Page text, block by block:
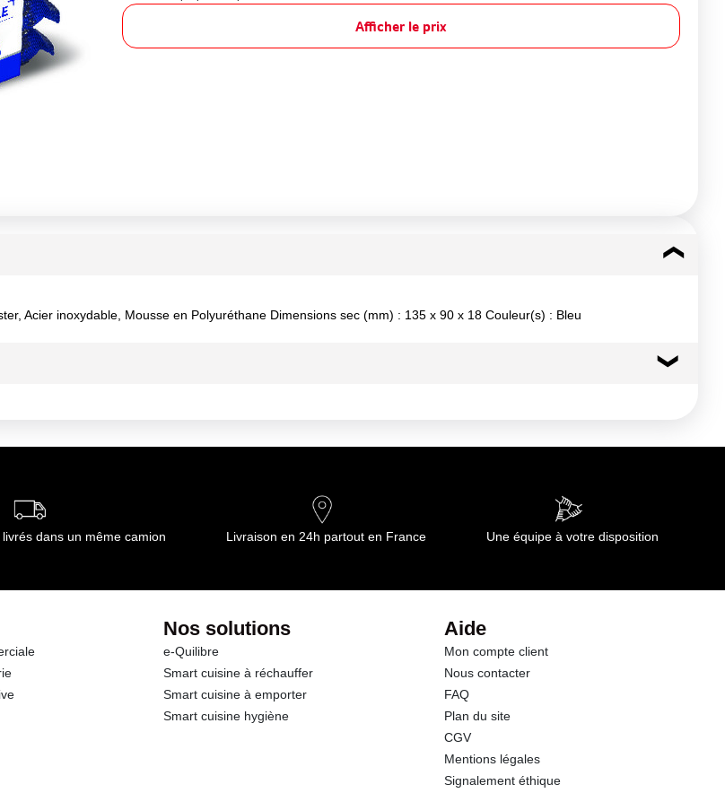
Afficher le prix
Acier inoxydable, Mousse en Polyuréthane Dimensions sec (mm) : 135 x 90 x 18 Couleur(s) : Bleu
dans un même camion Livraison en 24h partout en France Une équipe à votre disposition
Nos solutions
e-Quilibre
Smart cuisine à réchauffer
Smart cuisine à emporter
Smart cuisine hygiène
Aide
Mon compte client
Nous contacter
FAQ
Plan du site
CGV
Mentions légales
Signalement éthique